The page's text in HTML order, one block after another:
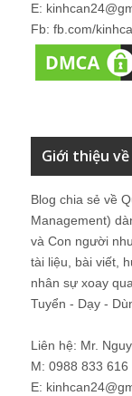
E:
Fb: fb.com/
Giới thiệu
Blog chia sẻ về
Management)
và Con người
tài liệu, bài viết,
nhân sự xoay
Tuyển - Dạy -
Liên hệ: Mr.
M: 0988 833 616
E: